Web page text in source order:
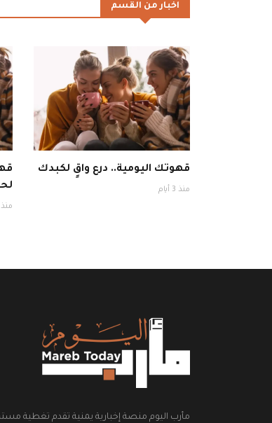
اخبار من القسم
قهوتك اليومية.. درع واقٍ لكبدك
منذ 3 أيام
مأرب اليوم منصة إخبارية يمنية تقدم تغطية